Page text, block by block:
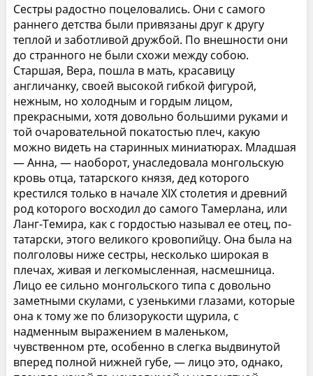
Сестры радостно поцеловались. Они с самого
раннего детства были привязаны друг к другу
теплой и заботливой дружбой. По внешности они
до странного не были схожи между собою.
Старшая, Вера, пошла в мать, красавицу
англичанку, своей высокой гибкой фигурой,
нежным, но холодным и гордым лицом,
прекрасными, хотя довольно большими руками и
той очаровательной покатостью плеч, какую
можно видеть на старинных миниатюрах. Младшая
— Анна, — наоборот, унаследовала монгольскую
кровь отца, татарского князя, дед которого
крестился только в начале XIX столетия и древний
род которого восходил до самого Тамерлана, или
Ланг-Темира, как с гордостью называл ее отец, по-
татарски, этого великого кровопийцу. Она была на
полголовы ниже сестры, несколько широкая в
плечах, живая и легкомысленная, насмешница.
Лицо ее сильно монгольского типа с довольно
заметными скулами, с узенькими глазами, которые
она к тому же по близорукости щурила, с
надменным выражением в маленьком,
чувственном рте, особенно в слегка выдвинутой
вперед полной нижней губе, — лицо это, однако,